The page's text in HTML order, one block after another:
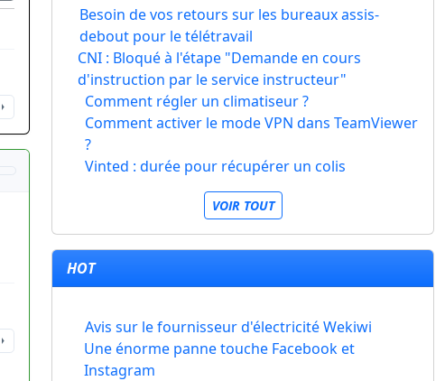
Besoin de vos retours sur les bureaux assis-
debout pour le télétravail
CNI : Bloqué à l'étape "Demande en cours
d'instruction par le service instructeur"
Comment régler un climatiseur ?
Comment activer le mode VPN dans TeamViewer
?
Vinted : durée pour récupérer un colis
VOIR TOUT
HOT
Avis sur le fournisseur d'électricité Wekiwi
Une énorme panne touche Facebook et
Instagram